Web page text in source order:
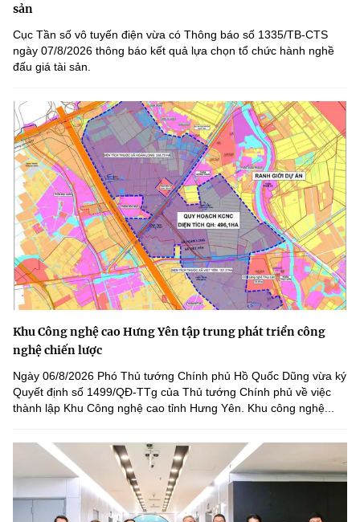
sản
Cục Tần số vô tuyến điện vừa có Thông báo số 1335/TB-CTS
ngày 07/8/2026 thông báo kết quả lựa chọn tổ chức hành nghề
đấu giá tài sản.
Khu Công nghệ cao Hưng Yên tập trung phát triển công
nghệ chiến lược
Ngày 06/8/2026 Phó Thủ tướng Chính phủ Hồ Quốc Dũng vừa ký
Quyết định số 1499/QĐ-TTg của Thủ tướng Chính phủ về việc
thành lập Khu Công nghệ cao tỉnh Hưng Yên. Khu công nghệ...